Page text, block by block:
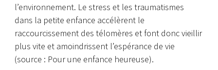
l’environnement. Le stress et les traumatismes
dans la petite enfance accélèrent le
raccourcissement des télomères et font donc vieillir
plus vite et amoindrissent l’espérance de vie
(source : Pour une enfance heureuse).